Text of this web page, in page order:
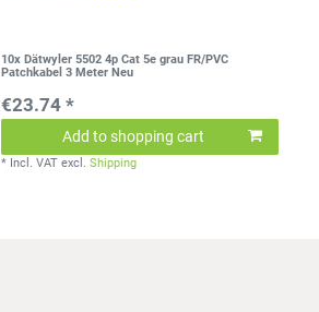
10x Dätwyler 5502 4p Cat 5e grau FR/PVC
Patchkabel 3 Meter Neu
€23.74 *
Add to shopping cart
* Incl. VAT excl.Shipping